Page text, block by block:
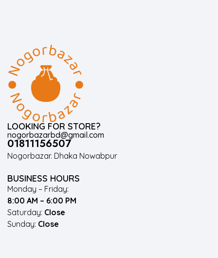
LOOKING FOR STORE?
nogorbazarbd@gmail.com
01811156507
Nogorbazar. Dhaka Nowabpur
BUSINESS HOURS
Monday – Friday:
8:00 AM – 6:00 PM
Saturday: Close
Sunday: Close